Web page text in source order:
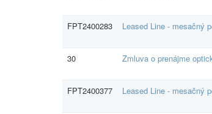
FPT2400283 Leased Line - mesačný
30 Zmluva o prenájme
FPT2400377 Leased Line - mesačný